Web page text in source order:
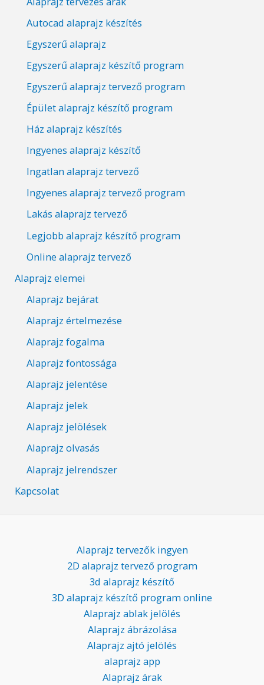
Autocad alaprajz készítés
Egyszerű alaprajz
Egyszerű alaprajz készítő program
Egyszerű alaprajz tervező program
Épület alaprajz készítő program
Ház alaprajz készítés
Ingyenes alaprajz készítő
Ingatlan alaprajz tervező
Ingyenes alaprajz tervező program
Lakás alaprajz tervező
Legjobb alaprajz készítő program
Online alaprajz tervező
Alaprajz elemei
Alaprajz bejárat
Alaprajz értelmezése
Alaprajz fogalma
Alaprajz fontossága
Alaprajz jelentése
Alaprajz jelek
Alaprajz jelölések
Alaprajz olvasás
Alaprajz jelrendszer
Kapcsolat
Alaprajz tervezők ingyen
2D alaprajz tervező program
3d alaprajz készítő
3D alaprajz készítő program online
Alaprajz ablak jelölés
Alaprajz ábrázolása
Alaprajz ajtó jelölés
alaprajz app
Alaprajz árak